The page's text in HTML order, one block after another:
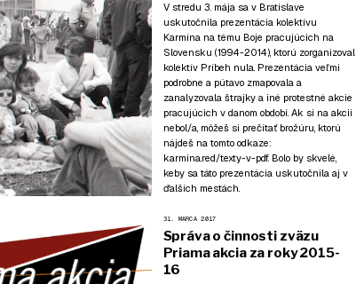
V stredu 3. mája sa v Bratislave
uskutočnila prezentácia kolektívu
Karmína na tému Boje pracujúcich na
Slovensku (1994-2014), ktorú zorganizoval
kolektív Príbeh nula. Prezentácia veľmi
podrobne a pútavo zmapovala a
zanalyzovala štrajky a iné protestné akcie
pracujúcich v danom období. Ak si na akcii
nebol/a, môžeš si prečítať brožúru, ktorú
nájdeš na tomto odkaze:
karmina.red/texty-v-pdf. Bolo by skvelé,
keby sa táto prezentácia uskutočnila aj v
ďalších mestách.
31. MARCA 2017
Správa o činnosti zväzu
Priama akcia za roky 2015-
16